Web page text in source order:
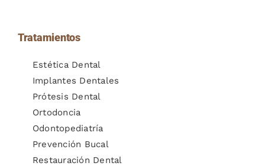
Tratamientos
Estética Dental
Implantes Dentales
Prótesis Dental
Ortodoncia
Odontopediatría
Prevención Bucal
Restauración Dental